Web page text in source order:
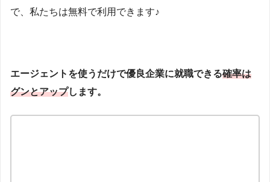
で、私たちは無料で利用できます♪
エージェントを使うだけで優良企業に就職できる確率は
グンとアップします。